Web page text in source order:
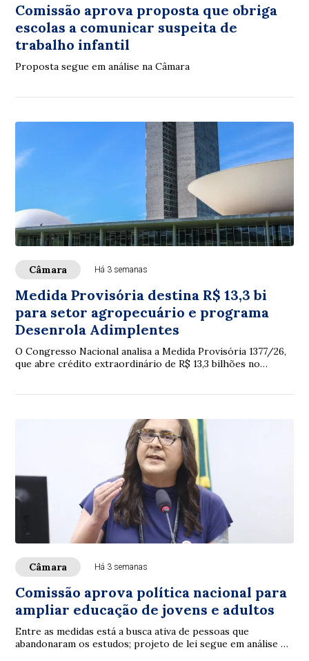
Comissão aprova proposta que obriga
escolas a comunicar suspeita de
trabalho infantil
Proposta segue em análise na Câmara
Câmara Há 3 semanas
Medida Provisória destina R$ 13,3 bi
para setor agropecuário e programa
Desenrola Adimplentes
O Congresso Nacional analisa a Medida Provisória 1377/26,
que abre crédito extraordinário de R$ 13,3 bilhões no
Câmara Há 3 semanas
Comissão aprova política nacional para
ampliar educação de jovens e adultos
Entre as medidas está a busca ativa de pessoas que
abandonaram os estudos; projeto de lei segue em análise na